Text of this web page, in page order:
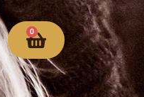
0